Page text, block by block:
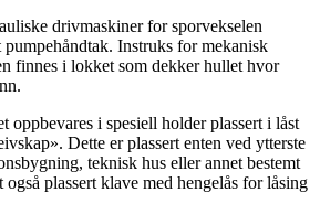
drivmaskiner for sporvekselen
pumpehåndtak. Instruks for mekanisk
finnes i lokket som dekker hullet hvor
oppbevares i spesiell holder plassert i låst
Dette er plassert enten ved ytterste
teknisk hus eller annet bestemt
også plassert klave med hengelås for låsing